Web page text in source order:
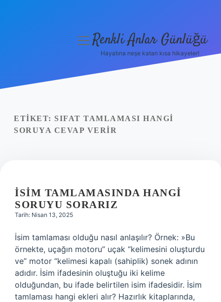
Yasal Uyarı
menüyüRenkli Anlar Günlüğü
Hayatına neşe katan kısa hikayeler!
ETIKET: SIFAT TAMLAMASI HANGI
SORUYA CEVAP VERIR
İSIM TAMLAMASINDA HANGI
SORUYU SORARIZ
Tarih: Nisan 13, 2025
İsim tamlaması olduğu nasıl anlaşılır? Örnek: »Bu
örnekte, uçağın motoru” uçak “kelimesini oluşturdu
ve” motor “kelimesi kapalı (sahiplik) sonek adının
adıdır. İsim ifadesinin oluştuğu iki kelime
olduğundan, bu ifade belirtilen isim ifadesidir. İsim
tamlaması hangi ekleri alır? Hazırlık kitaplarında,